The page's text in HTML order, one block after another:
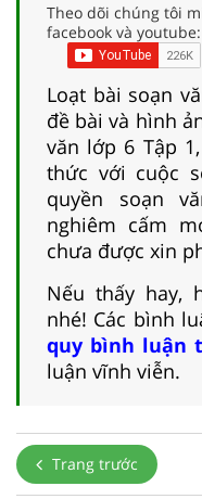
Theo dõi chúng tôi
facebook và youtube:
Loạt bài soạn
đề bài và hình
văn lớp 6 Tập
thức với cuộc
quyền soạn
nghiêm cấm
chưa được xin
Nếu thấy hay,
nhé! Các bình
quy bình luận
luận vĩnh viễn.
Trang trước